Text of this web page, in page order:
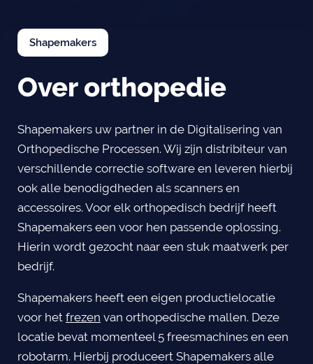
Shapemakers
Over orthopedie
Shapemakers uw partner in de Digitalisering van
Orthopedische Processen. Wij zijn distribiteur van
verschillende correctie software en leveren hierbij
ook alle benodigdheden als scanners en
accessoires. Voor elk orthopedisch bedrijf heeft
Shapemakers een voor hen passende oplossing.
Hierin wordt gezocht naar een stuk maatwerk per
bedrijf.
Shapemakers heeft een eigen productielocatie
voor het frezen van orthopedische mallen. Deze
locatie bevat momenteel 5 freesmachines en een
robotarm. Hierbij produceert Shapemakers alle